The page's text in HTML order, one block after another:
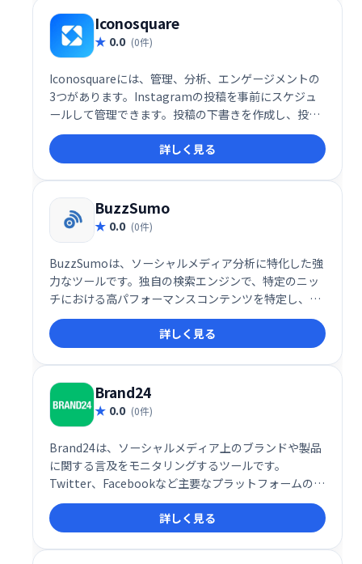
Iconosquare
0.0 (0件)
Iconosquareには、管理、分析、エンゲージメントの
3つがあります。Instagramの投稿を事前にスケジュ
ールして管理できます。投稿の下書きを作成し、投稿
したいときにIconosquareに投稿させます。
詳しく見る
BuzzSumo
0.0 (0件)
BuzzSumoは、ソーシャルメディア分析に特化した強
力なツールです。独自の検索エンジンで、特定のニッ
チにおける高パフォーマンスコンテンツを特定し、分
析できます。成功率に基づきコンテンツソースをリス
ト化し、効果的なソーシャルメディア戦略立案を支援
します。
詳しく見る
Brand24
0.0 (0件)
Brand24は、ソーシャルメディア上のブランドや製品
に関する言及をモニタリングするツールです。
Twitter、Facebookなど主要なプラットフォームの情
報を収集・分析し、ブランドの評判や顧客の意見をリ
アルタイムで把握できます。 ネガティブな意見への迅
速な対応や、ポジティブなフィードバックの活用によ
るマーケティング戦略の改善に役立ちます。
詳しく見る